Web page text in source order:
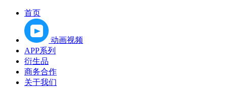
首页
动画视频
APP系列
衍生品
商务合作
关于我们